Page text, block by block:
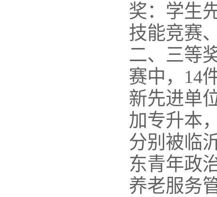
奖：学生
技能竞赛
二、三等
赛中，14
新先进单
加专升本
分别被临
东青年政
养老服务